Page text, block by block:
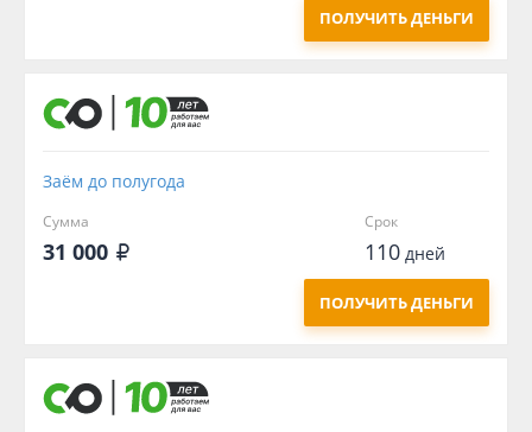
ПОЛУЧИТЬ ДЕНЬГИ
Заём до полугода
Сумма
31 000
Срок
110дней
ПОЛУЧИТЬ ДЕНЬГИ